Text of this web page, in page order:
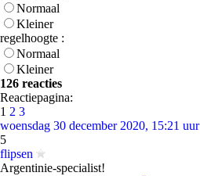
Normaal
Kleiner
regelhoogte :
Normaal
Kleiner
126 reacties
Reactiepagina:
1 2 3
woensdag 30 december 2020, 15:21 uur
5
flipsen
Argentinie-specialist!